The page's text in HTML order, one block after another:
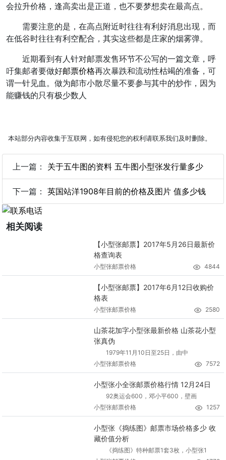
会拉升价格，逢高卖出是正道，也不要梦想卖在最高点。
需要注意的是，在高点附近时往往有利好消息出现，而
在低谷时往往有利空配合，其实这些都是庄家的烟雾弹。
近期看到有人针对邮票发售环节不公写的一篇文章，呼
吁集邮者要做好邮票价格再次暴跌和流动性枯竭的准备，可
谓一针见血。做为邮市小散尽量不要参与其中的炒作，因为
能赚钱的只有极少数人
本站部分内容收集于互联网，如有侵犯您的权利请联系我们及时删除。
上一篇： 关于五牛图的资料 五牛图小型张发行量多少
下一篇： 英国站洋1908年目前的价格及图片 值多少钱
相关阅读
【小型张邮票】2017年5月26日最新价
格查询表
小型张邮票价格 4844
【小型张邮票】2017年6月12日收购价
格表
小型张邮票价格 2580
山茶花加字小型张最新价格 山茶花小型
张真伪
1979年11月10日至25日，由中
小型张邮票价格
7572
小型张小全张邮票价格行情 12月24日
92奥运会600，邓小平600，壁画
小型张邮票价格
1257
小型张《捣练图》邮票市场价格多少 收
藏价值分析
《捣练图》特种邮票1套3枚，小型张1